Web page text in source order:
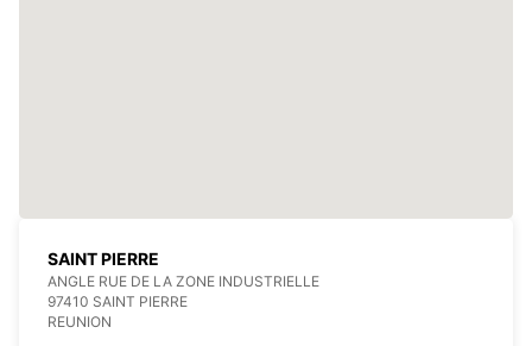
SAINT PIERRE
ANGLE RUE DE LA ZONE INDUSTRIELLE
97410 SAINT PIERRE
REUNION